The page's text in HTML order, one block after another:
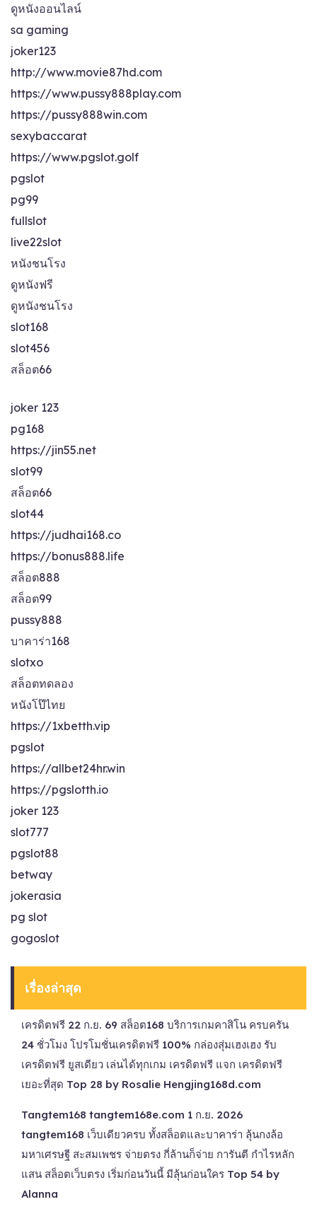
ดูหนังออนไลน์
sa gaming
joker123
http://www.movie87hd.com
https://www.pussy888play.com
https://pussy888win.com
sexybaccarat
https://www.pgslot.golf
pgslot
pg99
fullslot
live22slot
หนังชนโรง
ดูหนังฟรี
ดูหนังชนโรง
slot168
slot456
สล็อต66
joker 123
pg168
https://jin55.net
slot99
สล็อต66
slot44
https://judhai168.co
https://bonus888.life
สล็อต888
สล็อต99
pussy888
บาคาร่า168
slotxo
สล็อตทดลอง
หนังโป๊ไทย
https://1xbetth.vip
pgslot
https://allbet24hr.win
https://pgslotth.io
joker 123
slot777
pgslot88
betway
jokerasia
pg slot
gogoslot
เรื่องล่าสุด
เครดิตฟรี 22 ก.ย. 69 สล็อต168 บริการเกมคาสิโน ครบครัน
24 ชั่วโมง โปรโมชั่นเครดิตฟรี 100% กล่องสุ่มเฮงเฮง รับ
เครดิตฟรี ยูสเดียว เล่นได้ทุกเกม เครดิตฟรี แจก เครดิตฟรี
เยอะที่สุด Top 28 by Rosalie Hengjing168d.com
Tangtem168 tangtem168e.com 1 ก.ย. 2026
tangtem168 เว็บเดียวครบ ทั้งสล็อตและบาคาร่า ลุ้นกงล้อ
มหาเศรษฐี สะสมเพชร จ่ายตรง กี่ล้านก็จ่าย การันตี กำไรหลัก
แสน สล็อตเว็บตรง เริ่มก่อนวันนี้ มีลุ้นก่อนใคร Top 54 by
Alanna